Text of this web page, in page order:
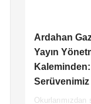
Ardahan
Yayın